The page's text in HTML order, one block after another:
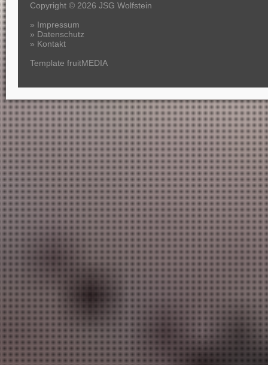
Copyright © 2026 JSG Wolfstein
» Impressum
» Datenschutz
» Kontakt
Template fruitMEDIA